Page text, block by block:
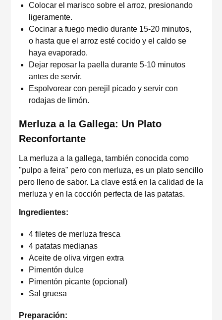
Colocar el marisco sobre el arroz, presionando
ligeramente.
Cocinar a fuego medio durante 15-20 minutos,
o hasta que el arroz esté cocido y el caldo se
haya evaporado.
Dejar reposar la paella durante 5-10 minutos
antes de servir.
Espolvorear con perejil picado y servir con
rodajas de limón.
Merluza a la Gallega: Un Plato
Reconfortante
La merluza a la gallega, también conocida como
"pulpo a feira" pero con merluza, es un plato sencillo
pero lleno de sabor. La clave está en la calidad de la
merluza y en la cocción perfecta de las patatas.
Ingredientes:
4 filetes de merluza fresca
4 patatas medianas
Aceite de oliva virgen extra
Pimentón dulce
Pimentón picante (opcional)
Sal gruesa
Preparación: